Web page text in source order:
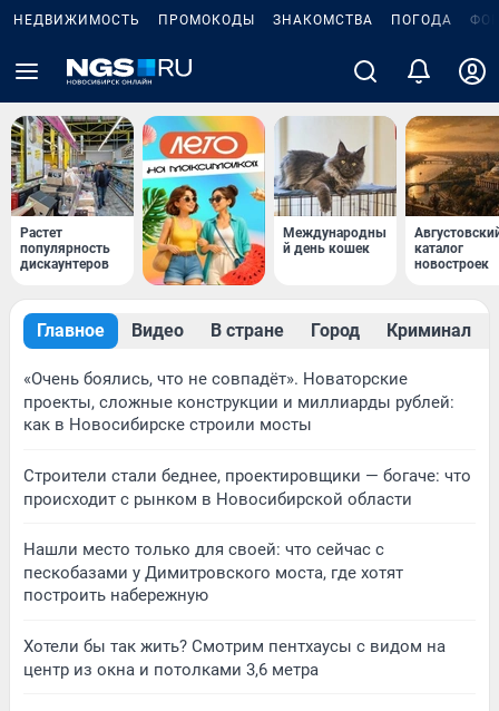
НЕДВИЖИМОСТЬ ПРОМОКОДЫ ЗНАКОМСТВА ПОГОДА
Растет
популярность
дискаунтеров
Международны
й день кошек
каталог
новостроек
Главное Видео В стране Город Криминал
«Очень боялись, что не совпадёт». Новаторские
проекты, сложные конструкции и миллиарды рублей:
как в Новосибирске строили мосты
Строители стали беднее, проектировщики — богаче: что
происходит с рынком в Новосибирской области
Нашли место только для своей: что сейчас с
пескобазами у Димитровского моста, где хотят
построить набережную
Хотели бы так жить? Смотрим пентхаусы с видом на
центр из окна и потолками 3,6 метра